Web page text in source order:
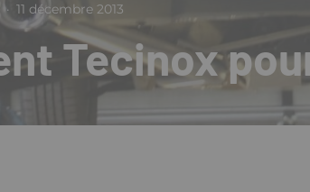
· 11 décembre 2013
Tecinox